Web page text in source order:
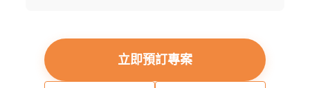
立即預訂專案